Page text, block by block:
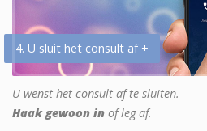
4. U sluit het consult af +
U wenst het consult af te sluiten.
Haak gewoon in of leg af.